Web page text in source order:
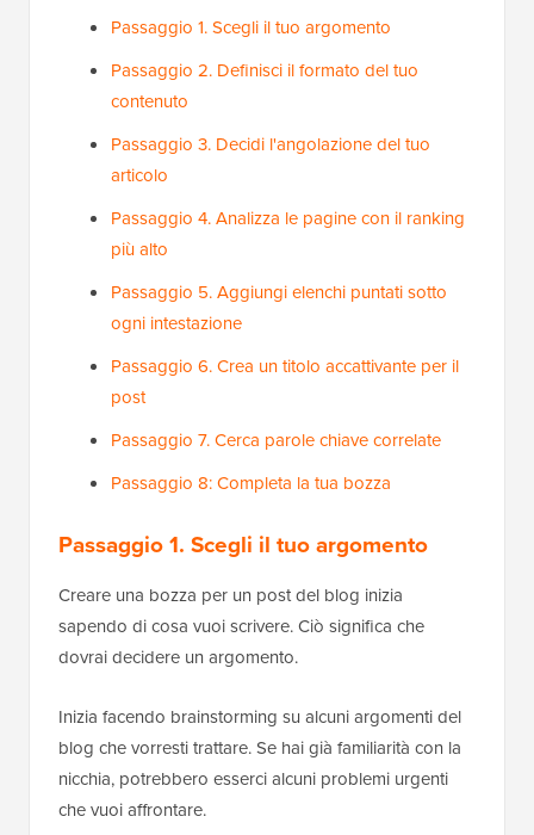
Passaggio 1. Scegli il tuo argomento
Passaggio 2. Definisci il formato del tuo
contenuto
Passaggio 3. Decidi l'angolazione del tuo
articolo
Passaggio 4. Analizza le pagine con il ranking
più alto
Passaggio 5. Aggiungi elenchi puntati sotto
ogni intestazione
Passaggio 6. Crea un titolo accattivante per il
post
Passaggio 7. Cerca parole chiave correlate
Passaggio 8: Completa la tua bozza
Passaggio 1. Scegli il tuo argomento
Creare una bozza per un post del blog inizia
sapendo di cosa vuoi scrivere. Ciò significa che
dovrai decidere un argomento.
Inizia facendo brainstorming su alcuni argomenti del
blog che vorresti trattare. Se hai già familiarità con la
nicchia, potrebbero esserci alcuni problemi urgenti
che vuoi affrontare.